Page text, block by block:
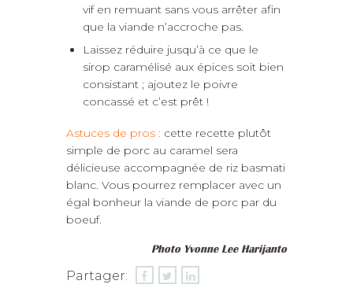
vif en remuant sans vous arrêter afin
que la viande n’accroche pas.
Laissez réduire jusqu’à ce que le
sirop caramélisé aux épices soit bien
consistant ; ajoutez le poivre
concassé et c’est prêt !
Astuces de pros : cette recette plutôt
simple de porc au caramel sera
délicieuse accompagnée de riz basmati
blanc. Vous pourrez remplacer avec un
égal bonheur la viande de porc par du
boeuf.
Photo Yvonne Lee Harijanto
Partager: